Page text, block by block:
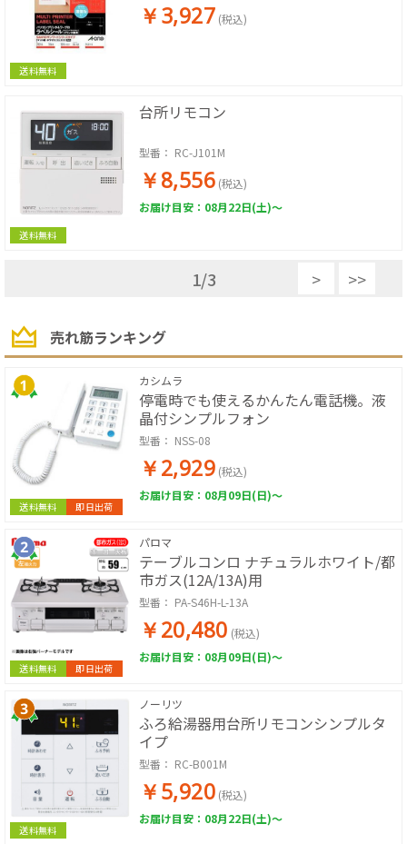
送料無料
￥3,927 (税込)
送料無料
台所リモコン
型番： RC-J101M
￥8,556 (税込)
お届け目安：08月22日(土)～
1/3 > >>
売れ筋ランキング
送料無料 即日出荷
カシムラ
停電時でも使えるかんたん電話機。液
晶付シンプルフォン
型番： NSS-08
￥2,929 (税込)
お届け目安：08月09日(日)～
送料無料 即日出荷
パロマ
テーブルコンロ ナチュラルホワイト/都
市ガス(12A/13A)用
型番： PA-S46H-L-13A
￥20,480 (税込)
お届け目安：08月09日(日)～
送料無料
ノーリツ
ふろ給湯器用台所リモコンシンプルタ
イプ
型番： RC-B001M
￥5,920 (税込)
お届け目安：08月22日(土)～